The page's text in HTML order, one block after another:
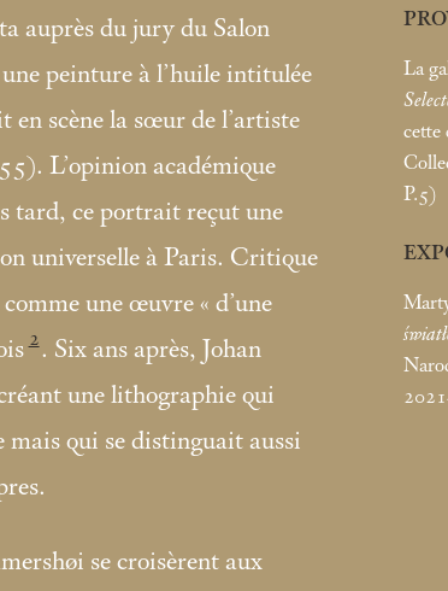
auprès du jury du Salon
peinture à l’huile intitulée
en scène la sœur de l’artiste
L’opinion académique
tard, ce portrait reçut une
universelle à Paris. Critique
une œuvre « d’une
2. Six ans après, Johan
une lithographie qui
qui se distinguait aussi
se croisèrent aux
La
cette
P.5)